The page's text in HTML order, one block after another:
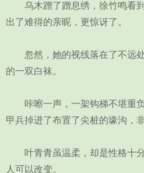
乌木蹭了蹭息绣，徐竹鸣看到
出了难得的亲昵，更惊讶了。
忽然，她的视线落在了不远处
的一双白袜。
咔嚓一声，一架钩梯不堪重负
甲兵掉进了布置了尖桩的壕沟，
叶青青虽温柔，却是性格十分
人可以改变。